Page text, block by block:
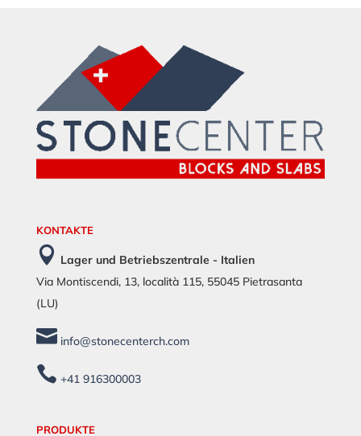
KONTAKTE
 Lager und Betriebszentrale - Italien
Via Montiscendi, 13, località 115, 55045 Pietrasanta
(LU)
info@stonecenterch.com
 +41 916300003
PRODUKTE